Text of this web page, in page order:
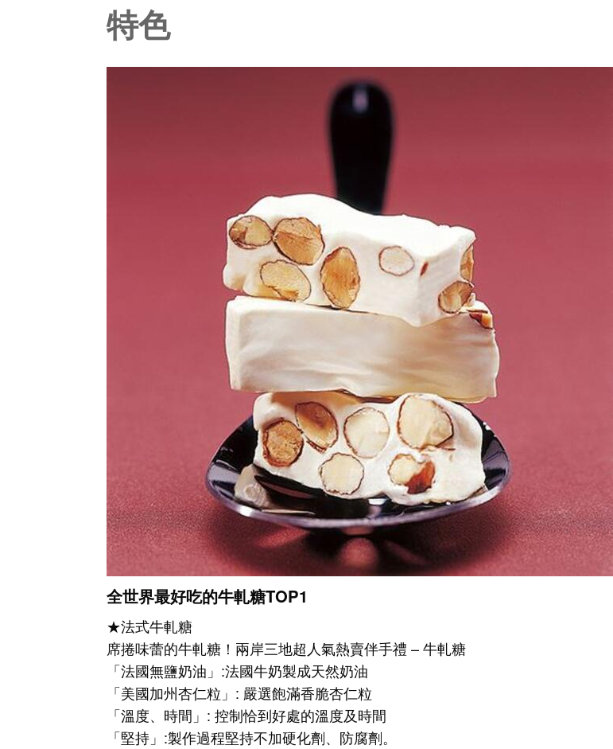
特色
全世界最好吃的牛軋糖TOP1
★法式牛軋糖
席捲味蕾的牛軋糖！兩岸三地超人氣熱賣伴手禮 – 牛軋糖
「法國無鹽奶油」:法國牛奶製成天然奶油
「美國加州杏仁粒」: 嚴選飽滿香脆杏仁粒
「溫度、時間」: 控制恰到好處的溫度及時間
「堅持」:製作過程堅持不加硬化劑、防腐劑。